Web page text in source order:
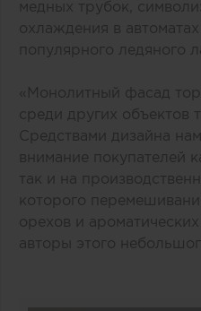
медных трубок,
охлаждения в
популярного ледяного
«Монолитный фасад
среди других объектов
Средствами дизайна
внимание покупателей
так и на
которого
орехов и
авторы этого